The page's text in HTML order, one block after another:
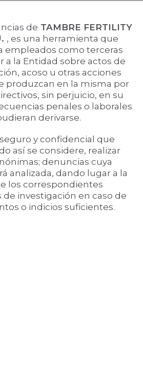
de TAMBRE FERTILITY
, es una herramienta que
empleados como terceras
a la Entidad sobre actos de
acoso u otras acciones
produzcan en la misma por
sin perjuicio, en su
penales o laborales
derivarse.
y confidencial que
así se considere, realizar
denuncias cuya
analizada, dando lugar a la
los correspondientes
investigación en caso de
o indicios suficientes.